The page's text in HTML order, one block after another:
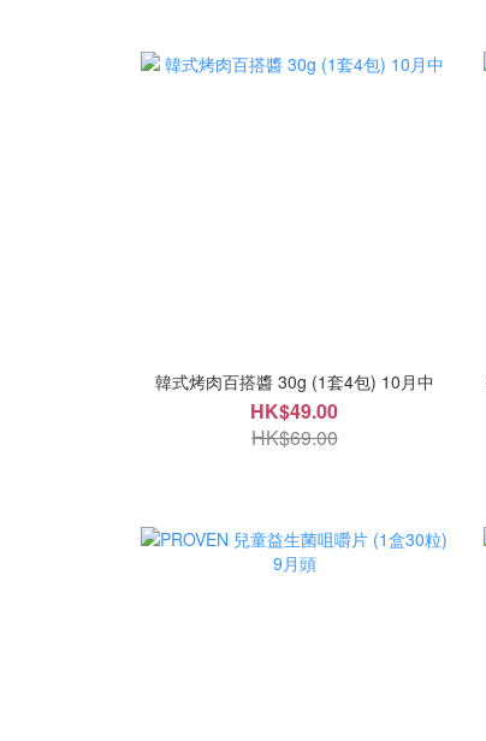
韓式烤肉百搭醬 30g (1套4包) 10月中
HK$49.00
HK$69.00